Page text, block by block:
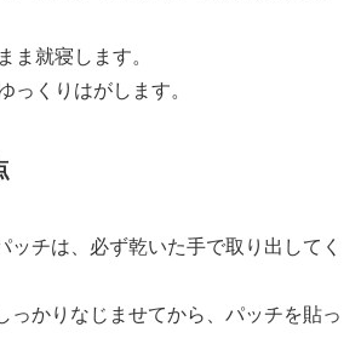
ま就寝します。
っくりはがします。
ッチは、必ず乾いた手で取り出してく
っかりなじませてから、パッチを貼っ